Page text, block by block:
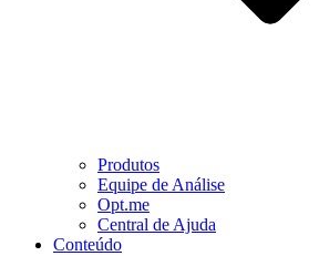
Produtos
Equipe de Análise
Opt.me
Central de Ajuda
Conteúdo